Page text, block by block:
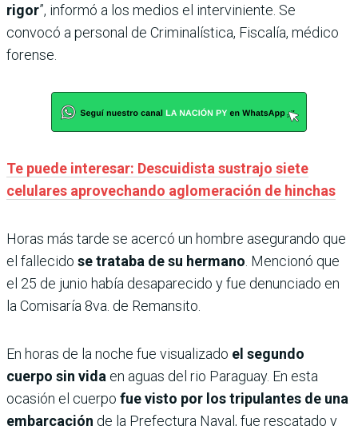
rigor”, informó a los medios el interviniente. Se
convocó a personal de Criminalística, Fiscalía, médico
forense.
Te puede interesar: Descuidista sustrajo siete
celulares aprovechando aglomeración de hinchas
Horas más tarde se acercó un hombre asegurando que
el fallecido se trataba de su hermano . Mencionó que
el 25 de junio había desaparecido y fue denunciado en
la Comisaría 8va. de Remansito.
En horas de la noche fue visualizado el segundo
cuerpo sin vida en aguas del rio Paraguay. En esta
ocasión el cuerpo fue visto por los tripulantes de una
embarcación de la Prefectura Naval, fue rescatado y